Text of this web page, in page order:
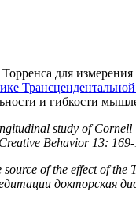
для
и гибкости
study of
Behavior 13:
of the effect of
докторская